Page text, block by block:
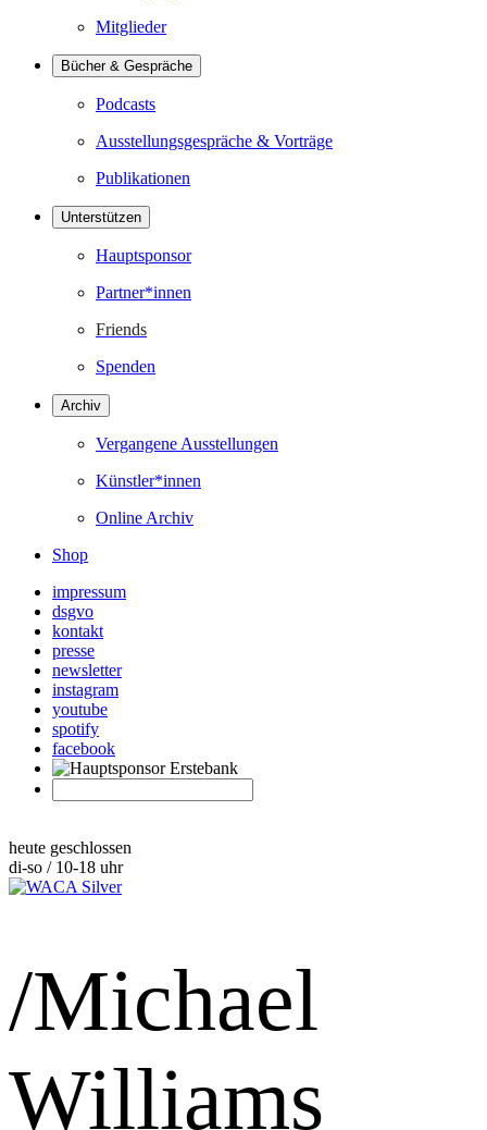
Mitglieder
Bücher & Gespräche
Podcasts
Ausstellungsgespräche & Vorträge
Publikationen
Unterstützen
Hauptsponsor
Partner*innen
Friends
Spenden
Archiv
Vergangene Ausstellungen
Künstler*innen
Online Archiv
Shop
impressum
dsgvo
kontakt
presse
newsletter
instagram
youtube
spotify
facebook
heute geschlossen
di-so / 10-18 uhr
/Michael
Williams